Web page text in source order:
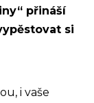
přináší
si
i vaše